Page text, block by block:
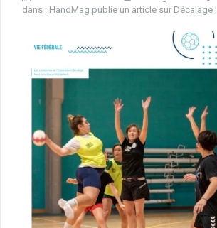
dans : HandMag publie un article sur Décalage !